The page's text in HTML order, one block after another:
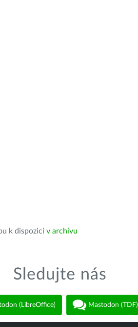
k dispozici v archivu
Sledujte nás
(LibreOffice) Mastodon (TDF)